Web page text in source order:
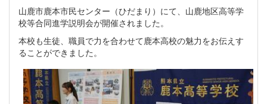
山鹿市鹿本市民センター（ひだまり）にて、山鹿地区高等学
校等合同進学説明会が開催されました。
本校も生徒、職員で力を合わせて鹿本高校の魅力をお伝えす
ることができました。